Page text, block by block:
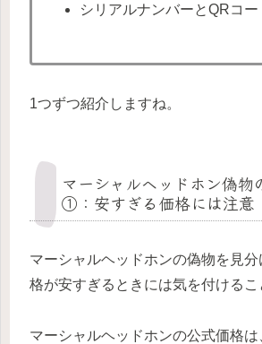
シリアルナンバーとQRコー
1つずつ紹介しますね。
マーシャルヘッドホン偽物
①：安すぎる価格には注意
マーシャルヘッドホンの偽物を見
格が安すぎるときには気を付けるこ
マーシャルヘッドホンの公式価格は